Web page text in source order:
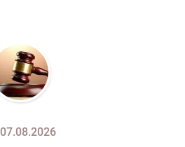
07.08.2026